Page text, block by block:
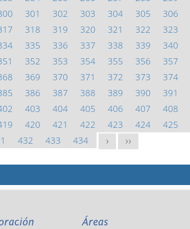
301 302 303 304 305 306
318 319 320 321 322 323
335 336 337 338 339 340
352 353 354 355 356 357
369 370 371 372 373 374
386 387 388 389 390 391
403 404 405 406 407 408
420 421 422 423 424 425
432 433 434 > >>
Áreas